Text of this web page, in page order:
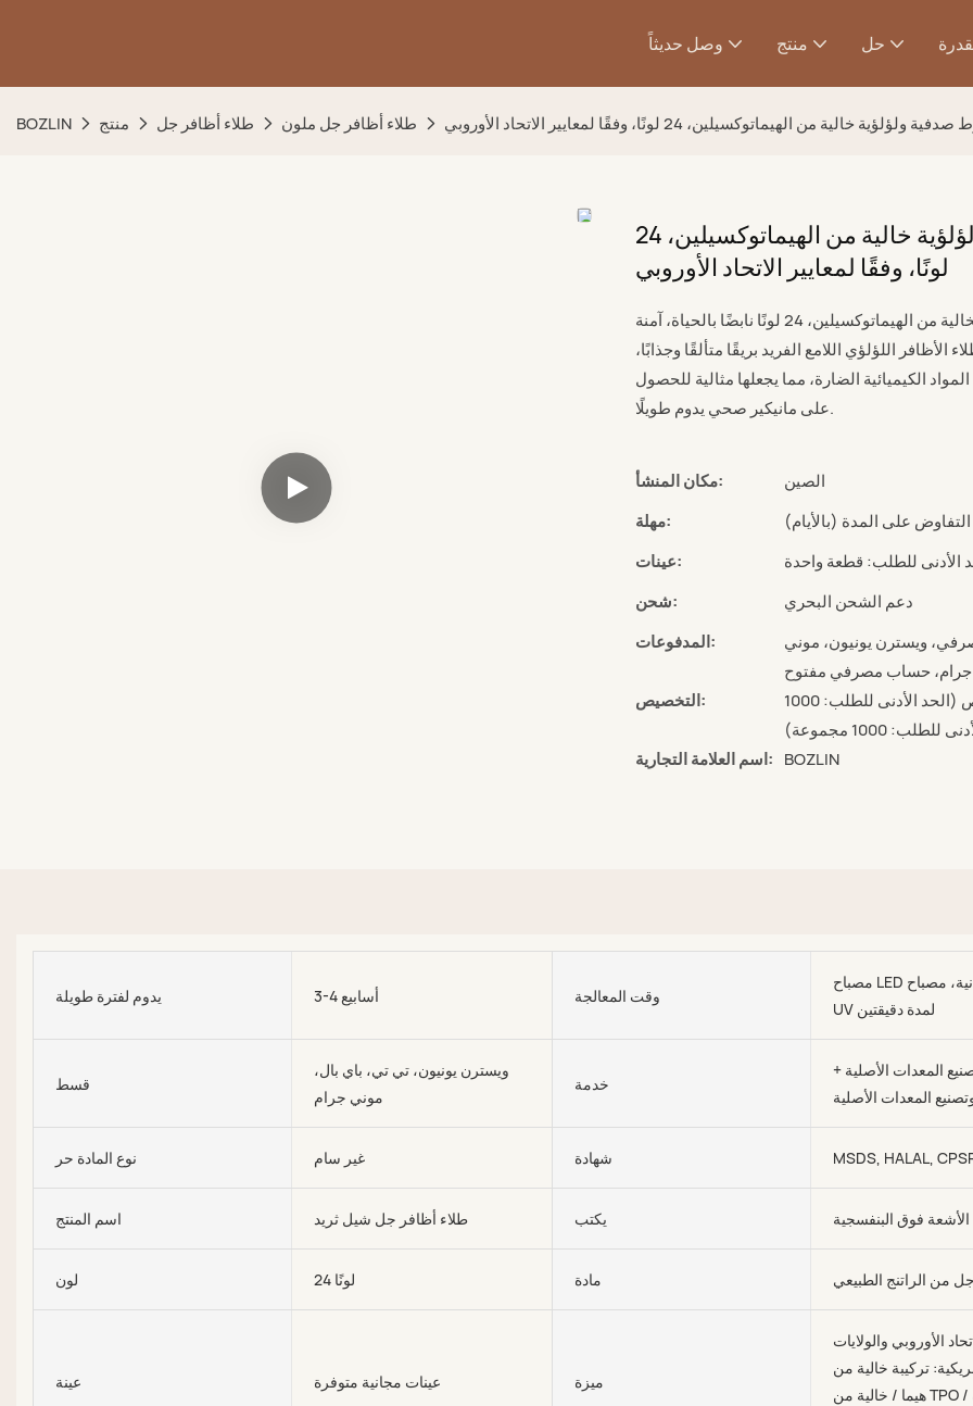
وصل حديثاً منتج حل
BOZLIN منتج طلاء أظافر جل طلاء أظافر جل ملون من الهيماتوكسيلين، 24 لونًا، وفقًا لمعايير الاتحاد الأوروبي
مجموعة طلاء أظافر جل لامع بخيوط صدفية ولؤلؤية خالية من الهيماتوكسيلين، 24
لونًا، وفقًا لمعايير الاتحاد الأوروبي
تتضمن مجموعة طلاء الأظافر الجل اللامع اللؤلؤي من بوزلين، الخالية من الهيماتوكسيلين، 24 لونًا نابضًا بالحياة، آمنة
اللؤلؤي اللامع الفريد بريقًا متألقًا وجذابًا،
الكيميائية الضارة، مما يجعلها مثالية للحصول
على مانيكير صحي يدوم طويلًا.
مكان المنشأ:
الصين
مهلة:
عينات:
شحن:
دعم الشحن البحري
المدفوعات:
ويسترن يونيون، موني
جرام، حساب مصرفي مفتوح
التخصيص:
شعار مخصص (الحد الأدنى للطلب: 1000 مجموعة)، تغليف مخصص (الحد الأدنى للطلب: 1000
1000 مجموعة)
اسم العلامة التجارية: BOZLIN
يدوم لفترة طويلة 3-4 أسابيع وقت المعالجة
مصباح LED لمدة 30 ثانية، مصباح
UV لمدة دقيقتين
قسط
ويسترن يونيون، تي تي، باي بال،
موني جرام
خدمة
المعدات الأصلية +
المعدات الأصلية
نوع المادة حر غير سام شهادة MSDS, HALAL,
اسم المنتج طلاء أظافر جل شيل ثريد يكتب فوق البنفسجية
لون 24 لونًا مادة من الراتنج الطبيعي
عينة عينات مجانية متوفرة ميزة
الأوروبي والولايات
تركيبة خالية من
هيما / خالية من TPO / تركيبة خالية